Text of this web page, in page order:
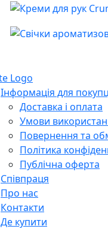
Інформація для
Доставка і оплата
Умови
Повернення та
Політика
Публічна оферта
Співпраця
Про нас
Контакти
Де купити